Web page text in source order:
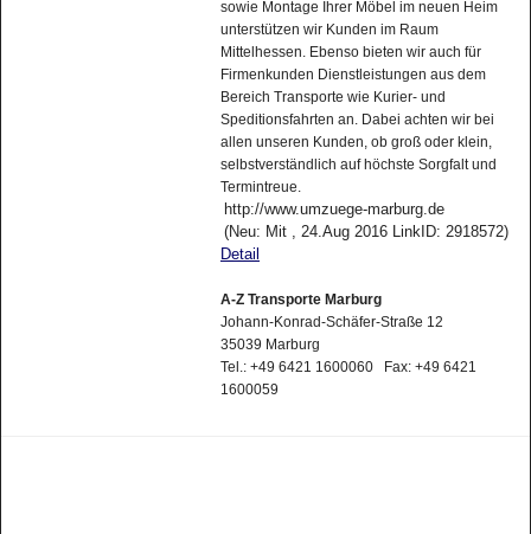
sowie Montage Ihrer Möbel im neuen Heim
unterstützen wir Kunden im Raum
Mittelhessen. Ebenso bieten wir auch für
Firmenkunden Dienstleistungen aus dem
Bereich Transporte wie Kurier- und
Speditionsfahrten an. Dabei achten wir bei
allen unseren Kunden, ob groß oder klein,
selbstverständlich auf höchste Sorgfalt und
Termintreue.
http://www.umzuege-marburg.de
(Neu: Mit , 24.Aug 2016 LinkID: 2918572)
Detail
A-Z Transporte Marburg
Johann-Konrad-Schäfer-Straße 12
35039 Marburg
Tel.: +49 6421 1600060 Fax: +49 6421
1600059